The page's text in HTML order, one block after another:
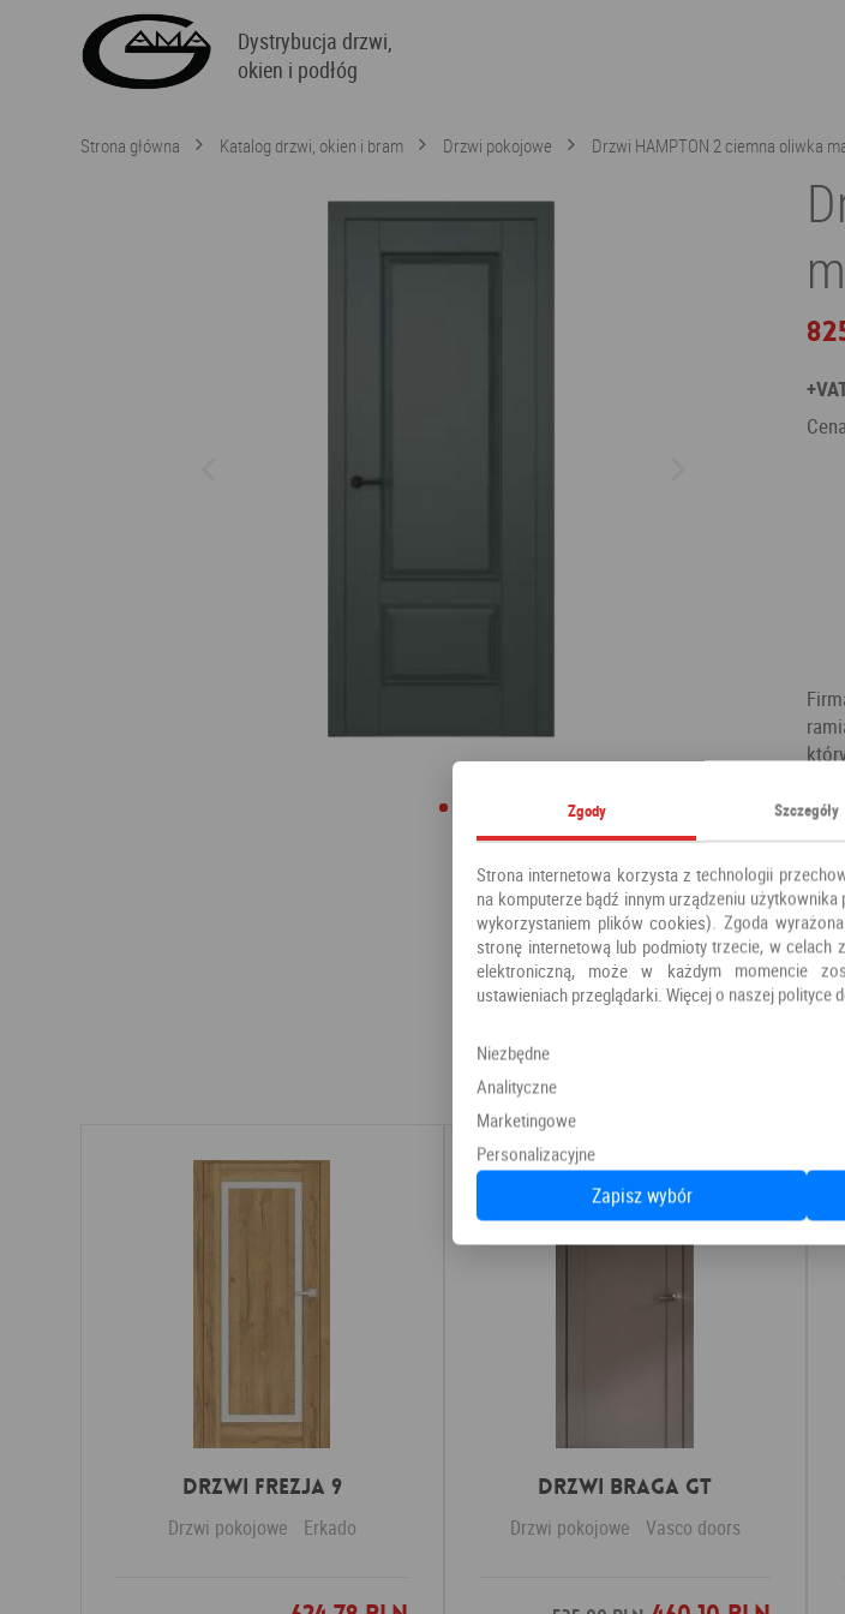
Dystrybucja drzwi,
okien i podłóg
Strona główna Katalog drzwi, okien i bram Drzwi pokojowe Drzwi HAMPTON 2 ciemna oliwka
DRZWI FREZJA 9
Drzwi pokojowe Erkado
Drzwi Braga GT
Drzwi pokojowe Vasco doors
Zgody Szczegóły
Strona internetowa korzysta z technologii
na komputerze bądź innym urządzeniu
wykorzystaniem plików cookies). Zgoda
stronę internetową lub podmioty trzecie, w celach
elektroniczną, może w każdym momencie
ustawieniach przeglądarki. Więcej o naszej polityce
Niezbędne
Analityczne
Marketingowe
Personalizacyjne
Zapisz wybór